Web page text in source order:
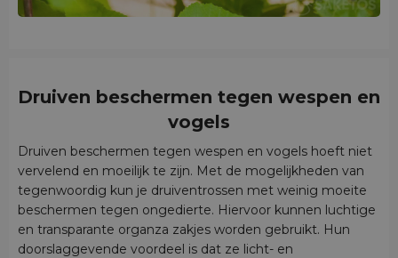
Druiven beschermen tegen wespen en
vogels
Druiven beschermen tegen wespen en vogels hoeft niet
vervelend en moeilijk te zijn. Met de mogelijkheden van
tegenwoordig kun je druiventrossen met weinig moeite
beschermen tegen ongedierte. Hiervoor kunnen luchtige
en transparante organza zakjes worden gebruikt. Hun
doorslaggevende voordeel is dat ze licht- en